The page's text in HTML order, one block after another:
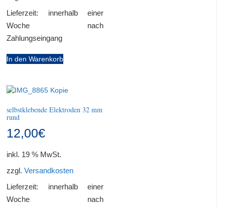
Lieferzeit: innerhalb einer
Woche nach
Zahlungseingang
In den Warenkorb
selbstklebende Elektroden 32 mm
rund
12,00€
inkl. 19 % MwSt.
zzgl.Versandkosten
Lieferzeit: innerhalb einer
Woche nach